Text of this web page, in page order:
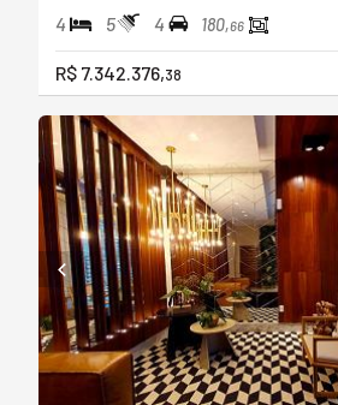
4 5 4 180,66
R$ 7.342.376,38